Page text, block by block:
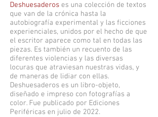
Deshuesaderos es una colección de textos
que van de la crónica hasta la
autobiografía experimental y las ficciones
experienciales, unidos por el hecho de que
el escritor aparece como tal en todas las
piezas. Es también un recuento de las
diferentes violencias y las diversas
locuras que atraviesan nuestras vidas, y
de maneras de lidiar con ellas.
Deshuesaderos es un libro-objeto,
diseñado e impreso con fotografías a
color. Fue publicado por Ediciones
Periféricas en julio de 2022.